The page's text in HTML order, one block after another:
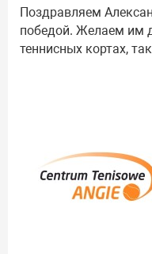
Поздравляем
победой. Желаем им
теннисных кортах,